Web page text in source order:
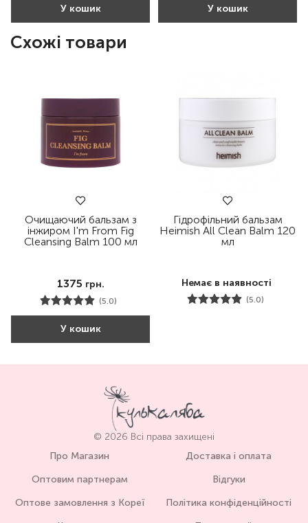
У кошик У кошик
Схожі товари
Очищаючий бальзам з
інжиром I'm From Fig
Cleansing Balm 100 мл
1375 грн.
(5.0)
У кошик
Гідрофільний бальзам
Heimish All Clean Balm 120
мл
Немає в наявності
(5.0)
© 2026 Всі права захищені
Про Магазин
Оптовим партнерам
Оптове замовлення з Кореї
Доставка і оплата
Відгуки
Політика конфіденційності